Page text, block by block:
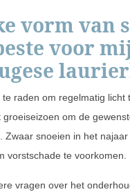
vorm van
voor
te raden om regelmatig licht
groeiseizoen om de
Zwaar snoeien in het
vorstschade te voorkomen.
vragen over het